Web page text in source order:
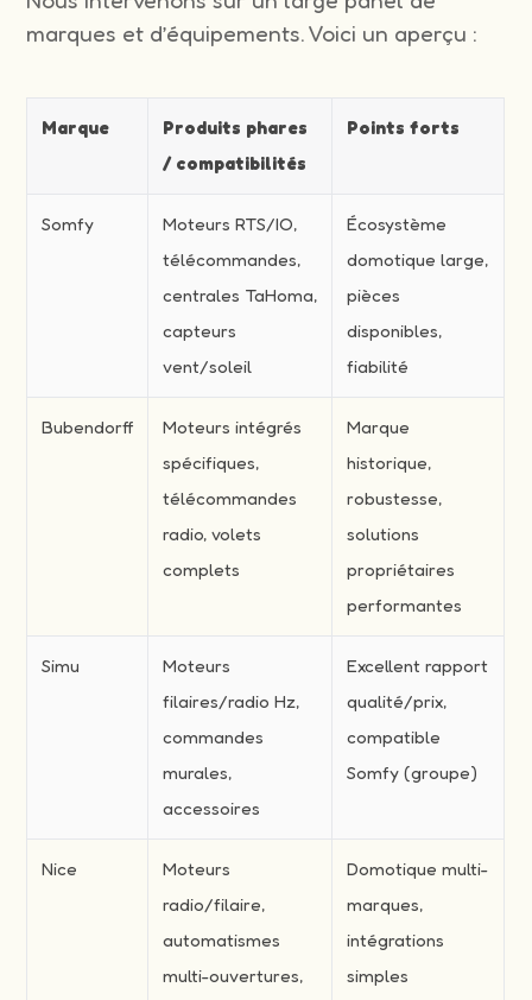
marques et d’équipements. Voici un aperçu :
Marque
Produits phares
/ compatibilités
Points forts
Somfy
Moteurs RTS/IO,
télécommandes,
centrales TaHoma,
capteurs
vent/soleil
Écosystème
domotique large,
pièces
disponibles,
fiabilité
Bubendorff
Moteurs intégrés
spécifiques,
télécommandes
radio, volets
complets
Marque
historique,
robustesse,
solutions
propriétaires
performantes
Simu
Moteurs
filaires/radio Hz,
commandes
murales,
accessoires
Excellent rapport
qualité/prix,
compatible
Somfy (groupe)
Nice
Moteurs
radio/filaire,
automatismes
multi-ouvertures,
Domotique multi-
marques,
intégrations
simples